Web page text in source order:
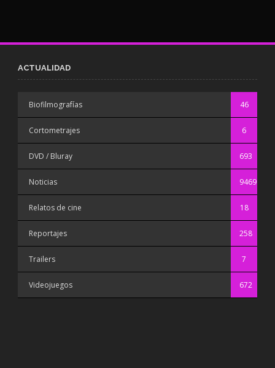
ACTUALIDAD
Biofilmografías 46
Cortometrajes 6
DVD / Bluray 693
Noticias 9469
Relatos de cine 18
Reportajes 258
Trailers 7
Videojuegos 672